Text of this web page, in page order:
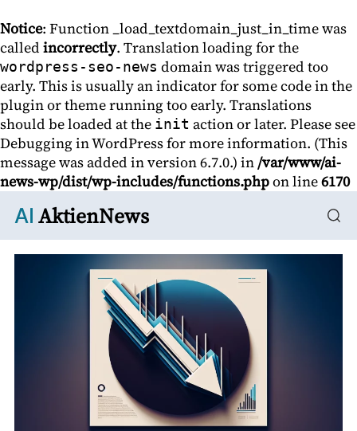
Notice: Function _load_textdomain_just_in_time was
called incorrectly. Translation loading for the
wordpress-seo-news domain was triggered too
early. This is usually an indicator for some code in the
plugin or theme running too early. Translations
should be loaded at the init action or later. Please see
Debugging in WordPressfor more information. (This
message was added in version 6.7.0.) in/var/www/ai-
news-wp/dist/wp-includes/functions.phpon line6170
AI AktienNews